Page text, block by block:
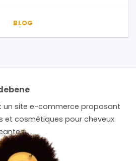
BLOG
un site e-commerce proposant
et cosmétiques pour cheveux